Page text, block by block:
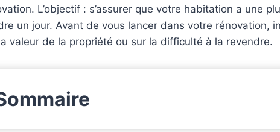
L’objectif : s’assurer que votre habitation a une
un jour. Avant de vous lancer dans votre rénovation,
valeur de la propriété ou sur la difficulté à la revendre.